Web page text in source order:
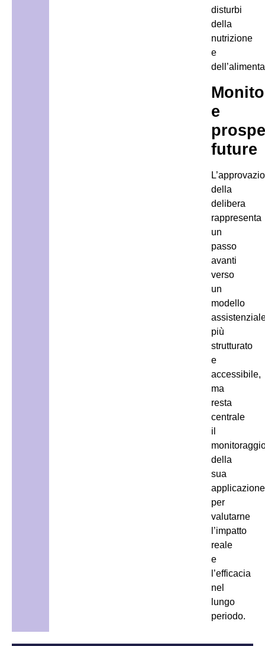
disturbi
della
nutrizione
e
e
future
della
delibera
rappresenta
un
passo
avanti
verso
un
modello
più
strutturato
e
accessibile,
ma
resta
centrale
il
della
sua
applicazione
per
valutarne
l’impatto
reale
e
l’efficacia
nel
lungo
periodo.